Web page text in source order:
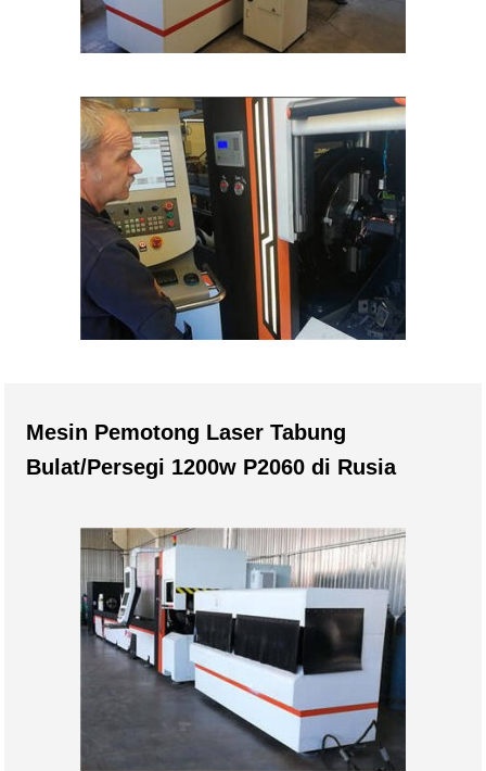
Mesin Pemotong Laser Tabung
Bulat/Persegi 1200w P2060 di Rusia